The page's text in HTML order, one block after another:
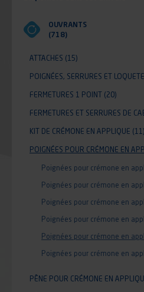
OUVRANTS
(718)
ATTACHES (15)
POIGNÉES, SERRURES ET
FERMETURES 1 POINT (20)
FERMETURES ET SERRURES DE
KIT DE CRÉMONE EN APPLIQUE (11)
POIGNÉES POUR CRÉMONE EN
Poignées pour crémone en
Poignées pour crémone en
Poignées pour crémone en
Poignées pour crémone en
Poignées pour crémone en
Poignées pour crémone en
PÊNE POUR CRÉMONE EN